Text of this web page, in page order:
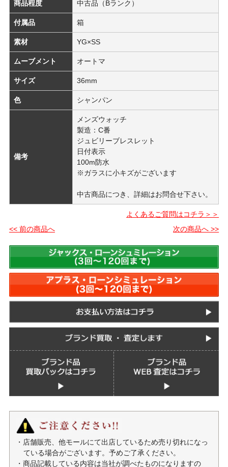
商品程度 中古品（Bランク）
付属品 箱
素材 YG×SS
ムーブメント オートマ
サイズ 36mm
色 シャンパン
備考
メンズウォッチ
製造：C番
ジュビリーブレスレット
日付表示
100m防水
※ガラスに小キズがございます
中古商品につき、詳細はお問合せ下さい。
よくあるご質問はコチラ＞＞
<< 前の商品へ
次の商品へ >>
・店舗販売、他モールにて出店しているため売り切れになっ
ている場合がございます。予めご了承ください。
・商品記載している内容は当社が調べたものになりますの